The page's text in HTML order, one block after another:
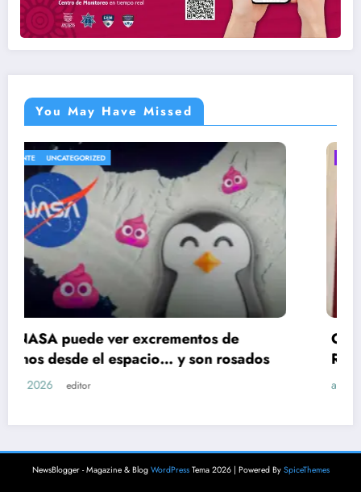
You May Have Missed
ENTRETENIMIENTO
Cae presunto implicado en el robo a Karely
Ruiz; huellas dactilares lo delataron
agosto 5, 2026
NewsBlogger - Magazine & Blog WordPressTema 2026 | Powered By SpiceThemes